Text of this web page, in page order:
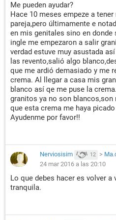
Me pueden ayudar?
Hace 10 meses empeze a
pareja,pero últimamente e
en mis genitales sino en
ingle me empezaron a salir
verdad estuve muy asustada
las revento,salió algo
que me ardió demasiado y me
crema. Al llegar a casa mis
blanco así qe me puse la
granitos ya no son
que esta crema me haya
Ayudenme por favor!!
Nerviosisim 12 >
24 mar 2016 a las 20:10
Lo que debes hacer es volver
tranquila.